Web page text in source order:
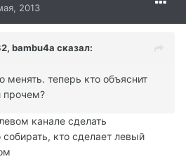
2013
bambu4a сказал:
менять. теперь кто объяснит
прочем?
канале сделать
кто сделает левый